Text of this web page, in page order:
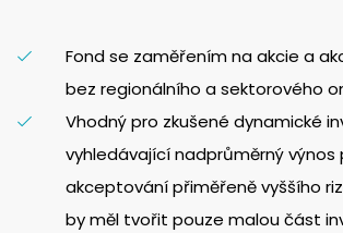
Fond se zaměřením na akcie a
bez regionálního a sektorového
Vhodný pro zkušené dynamické
vyhledávající nadprůměrný výnos
akceptování přiměřeně vyššího
by měl tvořit pouze malou část